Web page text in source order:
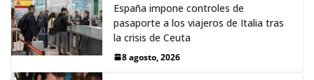
España impone controles de
pasaporte a los viajeros de Italia tras
la crisis de Ceuta
8 agosto, 2026